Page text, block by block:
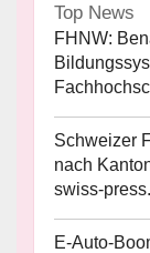
Top News
FHNW:
Schweizer
nach
swiss-
E-Auto-